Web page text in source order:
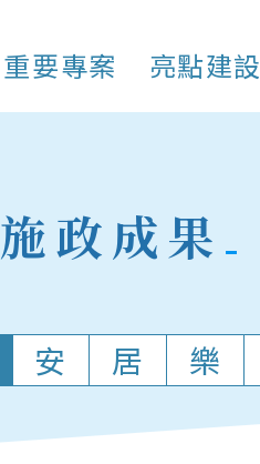
重要專案 亮點建設
施政成果
安 居 樂